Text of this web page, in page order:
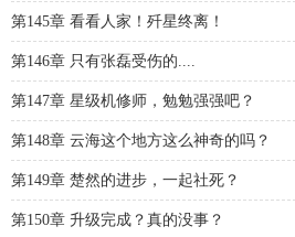
第145章 看看人家！歼星终离！
第146章 只有张磊受伤的....
第147章 星级机修师，勉勉强强吧？
第148章 云海这个地方这么神奇的吗？
第149章 楚然的进步，一起社死？
第150章 升级完成？真的没事？